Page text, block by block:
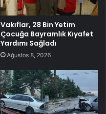
Vakıflar, 28 Bin Yetim
Çocuğa Bayramlık Kıyafet
Yardımı Sağladı
Ağustos 8, 2026